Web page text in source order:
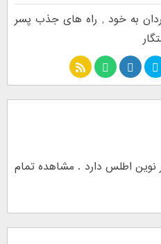
به خود , راه های جذب پسر
1734 نوشته در نوین اطلس دارد . مشاهده تمام